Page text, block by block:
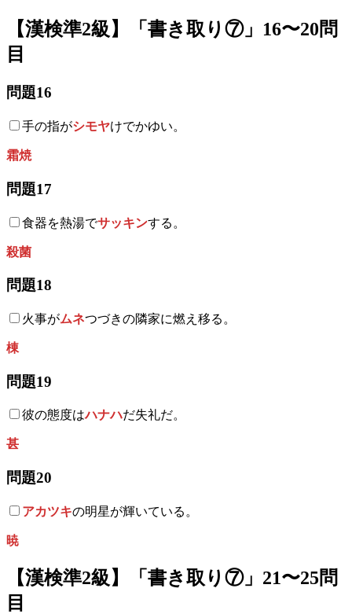
【漢検準2級】「書き取り⑦」16〜20問
目
問題16
手の指がシモヤけでかゆい。
霜焼
問題17
食器を熱湯でサッキンする。
殺菌
問題18
火事がムネつづきの隣家に燃え移る。
棟
問題19
彼の態度はハナハだ失礼だ。
甚
問題20
アカツキの明星が輝いている。
暁
【漢検準2級】「書き取り⑦」21〜25問
目